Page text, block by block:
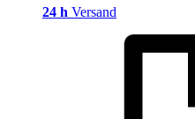
24 h Versand